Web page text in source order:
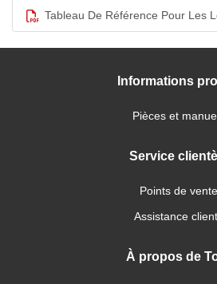
Tableau De Référence Pour Les
Informations
Pièces et
Service
Points de vente
Assistance
À propos de